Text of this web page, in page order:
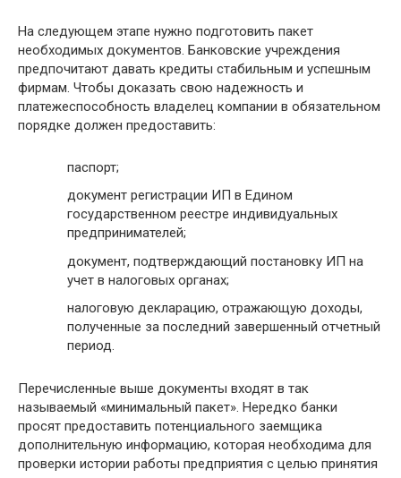
На следующем этапе нужно подготовить пакет
необходимых документов. Банковские учреждения
предпочитают давать кредиты стабильным и успешным
фирмам. Чтобы доказать свою надежность и
платежеспособность владелец компании в обязательном
порядке должен предоставить:
паспорт;
документ регистрации ИП в Едином
государственном реестре индивидуальных
предпринимателей;
документ, подтверждающий постановку ИП на
учет в налоговых органах;
налоговую декларацию, отражающую доходы,
полученные за последний завершенный отчетный
период.
Перечисленные выше документы входят в так
называемый «минимальный пакет». Нередко банки
просят предоставить потенциального заемщика
дополнительную информацию, которая необходима для
проверки истории работы предприятия с целью принятия